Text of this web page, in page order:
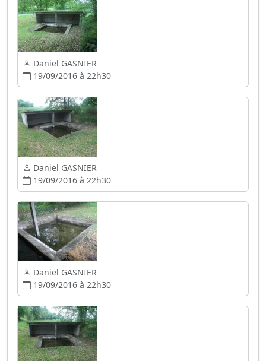
Daniel GASNIER
19/09/2016 à 22h30
Daniel GASNIER
19/09/2016 à 22h30
Daniel GASNIER
19/09/2016 à 22h30